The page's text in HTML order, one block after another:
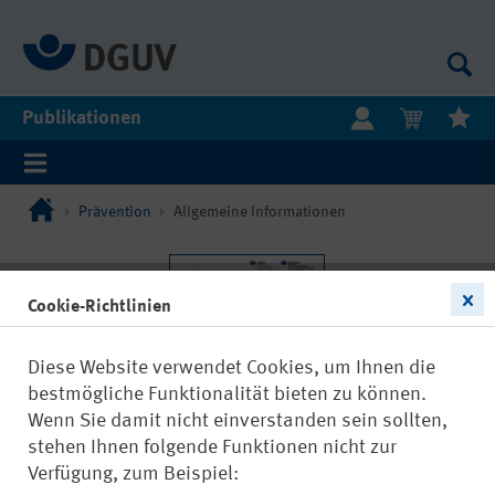
Publikationen
Prävention Allgemeine Informationen
Cookie-Richtlinien
Diese Website verwendet Cookies, um Ihnen die
bestmögliche Funktionalität bieten zu können.
Wenn Sie damit nicht einverstanden sein sollten,
stehen Ihnen folgende Funktionen nicht zur
Verfügung, zum Beispiel: